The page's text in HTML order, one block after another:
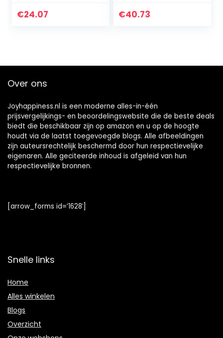
€24.07 €40.73
Over ons
Joyhappiness.nl is een moderne alles-in-één
prijsvergelijkings- en beoordelingswebsite die de beste deals
biedt die beschikbaar zijn op amazon en u op de hoogte
houdt via de laatst toegevoegde blogs. Alle afbeeldingen
zijn auteursrechtelijk beschermd door hun respectievelijke
eigenaren. Alle geciteerde inhoud is afgeleid van hun
respectievelijke bronnen.
[arrow_forms id=’1628′]
Snelle links
Home
Alles winkelen
Blogs
Overzicht